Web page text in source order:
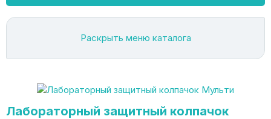
Раскрыть меню каталога
Лабораторный защитный колпачок